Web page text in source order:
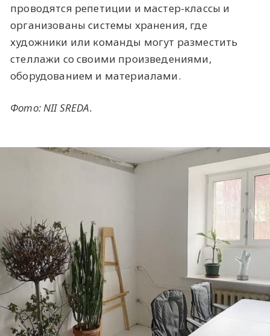
проводятся репетиции и мастер-классы и
организованы системы хранения, где
художники или команды могут разместить
стеллажи со своими произведениями,
оборудованием и материалами.
Фото: NII SREDA.